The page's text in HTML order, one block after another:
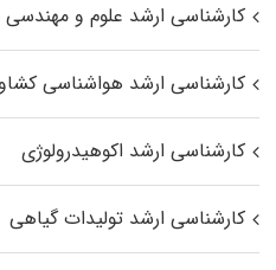
کارشناسی ارشد علوم و
کارشناسی ارشد هواشناسی
کارشناسی ارشد اکوهیدرولوژی
کارشناسی ارشد تولیدات گیاهی